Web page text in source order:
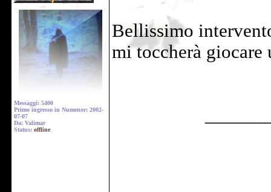
Messaggi: 5400
Primo ingresso in Numenor: 2002-
07-07
Da: Valimar
Status: offline
Bellissimo
mi toccherà